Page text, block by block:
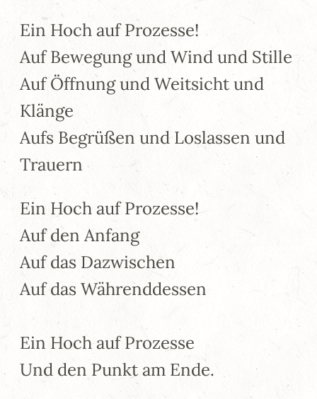
Ein Hoch auf Prozesse!
Auf Bewegung und Wind und Stille
Auf Öffnung und Weitsicht und
Klänge
Aufs Begrüßen und Loslassen und
Trauern
Ein Hoch auf Prozesse!
Auf den Anfang
Auf das Dazwischen
Auf das Währenddessen
Ein Hoch auf Prozesse
Und den Punkt am Ende.